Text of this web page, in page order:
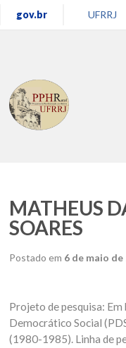
gov.br UFRRJ
MATHEUS
SOARES
Postado em 6 de maio de
Projeto de pesquisa:
Democrático Social
(1980-1985). Linha de